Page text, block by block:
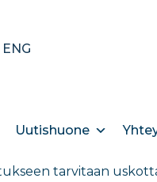
ENG
Uutishuone
tarvitaan